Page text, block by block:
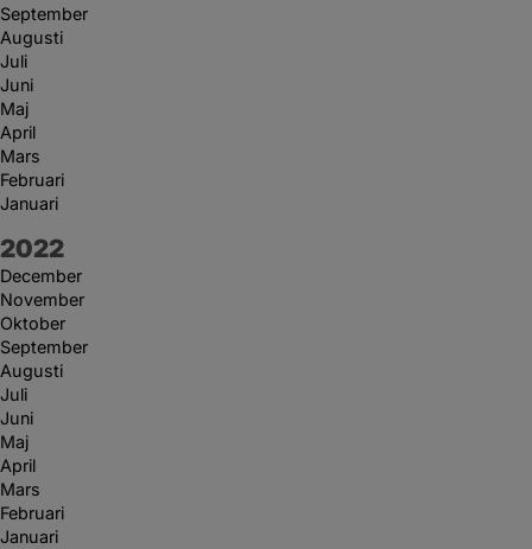
September
Augusti
Juli
Juni
Maj
April
Mars
Februari
Januari
År:
2022
December
November
Oktober
September
Augusti
Juli
Juni
Maj
April
Mars
Februari
Januari